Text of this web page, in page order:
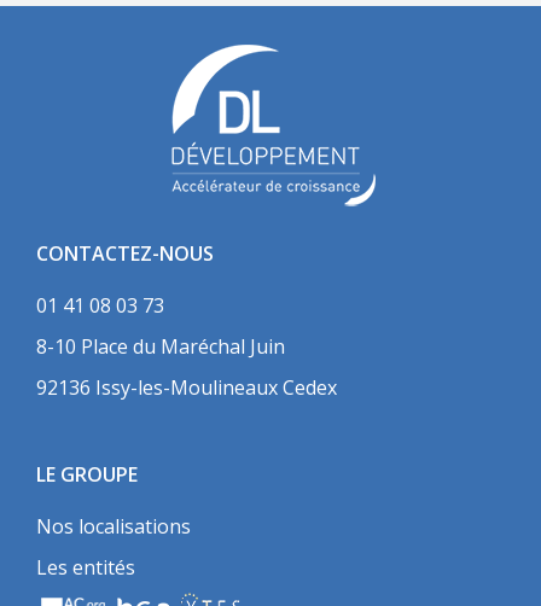
CONTACTEZ-NOUS
01 41 08 03 73
8-10 Place du Maréchal Juin
92136 Issy-les-Moulineaux Cedex
LE GROUPE
Nos localisations
Les entités